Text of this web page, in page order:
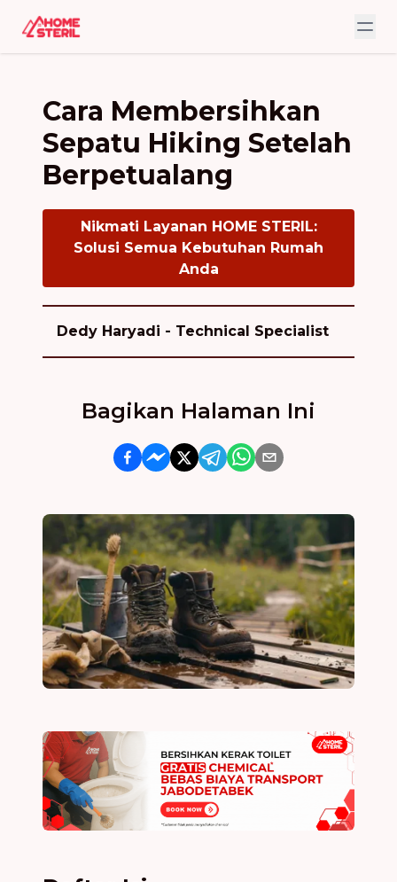
Cara Membersihkan
Sepatu Hiking Setelah
Berpetualang
Nikmati Layanan HOME STERIL:
Solusi Semua Kebutuhan Rumah
Anda
Dedy Haryadi - Technical Specialist
Bagikan Halaman Ini